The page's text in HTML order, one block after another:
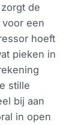
de
een
hoeft
pieken in
stille
bij aan
in open